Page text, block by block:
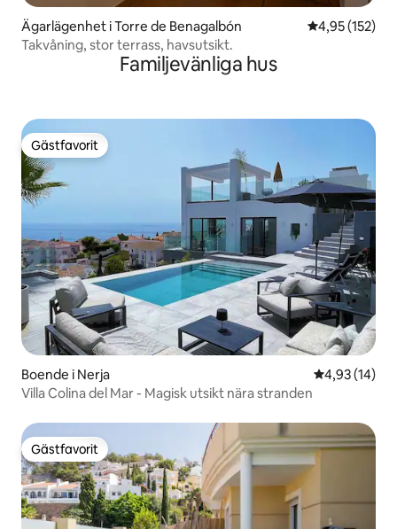
Ägarlägenhet i Torre de Benagalbón 4,95 av 5 i
4,95 (152)
Takvåning, stor terrass, havsutsikt.
Familjevänliga hus
Gästfavorit
Gästfavorit
Boende i Nerja 4,93 av 5 i
4,93 (14)
Villa Colina del Mar - Magisk utsikt nära stranden
Gästfavorit
Gästfavorit